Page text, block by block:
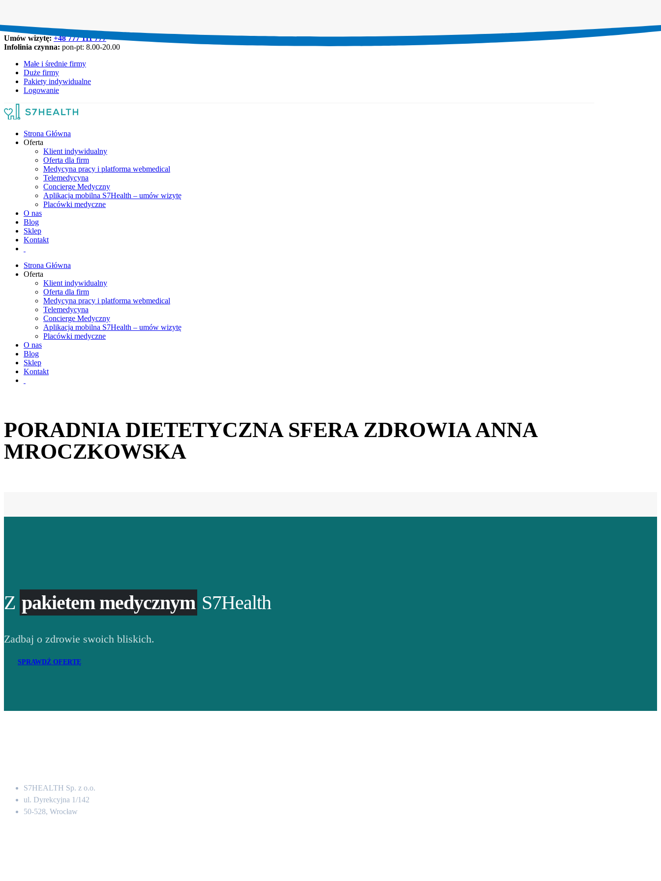
Umów wizytę:+48 777 111 777
Infolinia czynna: pon-pt: 8.00-20.00
Małe i średnie firmy
Duże firmy
Pakiety indywidualne
Logowanie
Strona Główna
Oferta
Klient indywidualny
Oferta dla firm
Medycyna pracy i platforma webmedical
Telemedycyna
Concierge Medyczny
Aplikacja mobilna S7Health – umów wizytę
Placówki medyczne
O nas
Blog
Sklep
Kontakt
Strona Główna
Oferta
Klient indywidualny
Oferta dla firm
Medycyna pracy i platforma webmedical
Telemedycyna
Concierge Medyczny
Aplikacja mobilna S7Health – umów wizytę
Placówki medyczne
O nas
Blog
Sklep
Kontakt
PORADNIA DIETETYCZNA SFERA ZDROWIA ANNA
MROCZKOWSKA
Z pakietem medycznym S7Health
Zadbaj o zdrowie swoich bliskich.
SPRAWDŹ OFERTĘ
S7HEALTH Sp. z o.o.
ul. Dyrekcyjna 1/142
50-528, Wrocław